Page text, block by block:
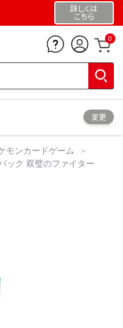
詳しくは
こちら
0
変更
モンカードゲーム
ック 双璧のファイター